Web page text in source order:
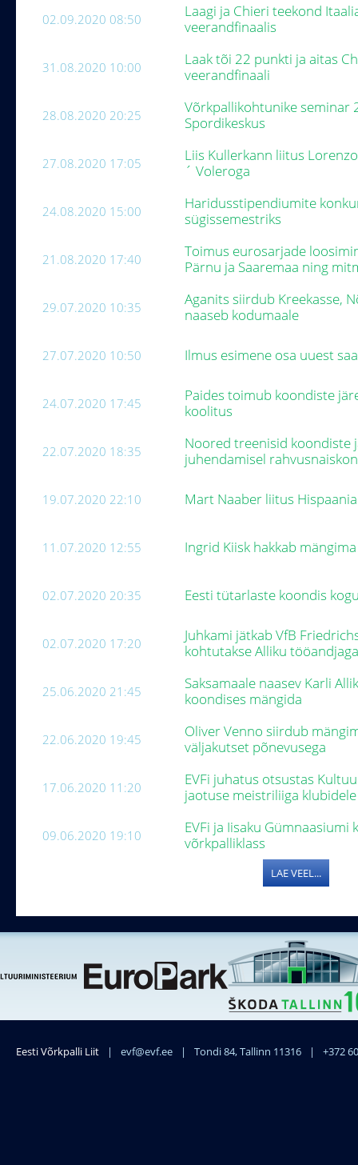
02.09.2020 08:50
Laagi ja Chieri teekond
veerandfinaalis
31.08.2020 10:00
Laak tõi 22 punkti ja aitas
veerandfinaali
28.08.2020 20:25
Võrkpallikohtunike seminar
Spordikeskus
27.08.2020 17:05
Liis Kullerkann liitus
´ Voleroga
24.08.2020 15:00
Haridusstipendiumite
sügissemestriks
21.08.2020 17:40
Toimus eurosarjade
Pärnu ja Saaremaa ning
29.07.2020 10:35
Aganits siirdub Kreekasse,
naaseb kodumaale
27.07.2020 10:50 Ilmus esimene osa uuest
24.07.2020 17:45
Paides toimub koondiste
koolitus
22.07.2020 18:35
Noored treenisid koondiste
juhendamisel
19.07.2020 22:10 Mart Naaber liitus
11.07.2020 12:55 Ingrid Kiisk hakkab
02.07.2020 20:35 Eesti tütarlaste koondis
02.07.2020 17:20
Juhkami jätkab VfB
kohtutakse Alliku
25.06.2020 21:45
Saksamaale naasev Karli
koondises mängida
22.06.2020 19:45
Oliver Venno siirdub
väljakutset põnevusega
17.06.2020 11:20
EVFi juhatus otsustas
jaotuse meistriliiga
09.06.2020 19:10
EVFi ja Iisaku
võrkpalliklass
LAE VEEL...
Eesti Võrkpalli Liit | evf@evf.ee | Tondi 84, Tallinn 11316 | +372